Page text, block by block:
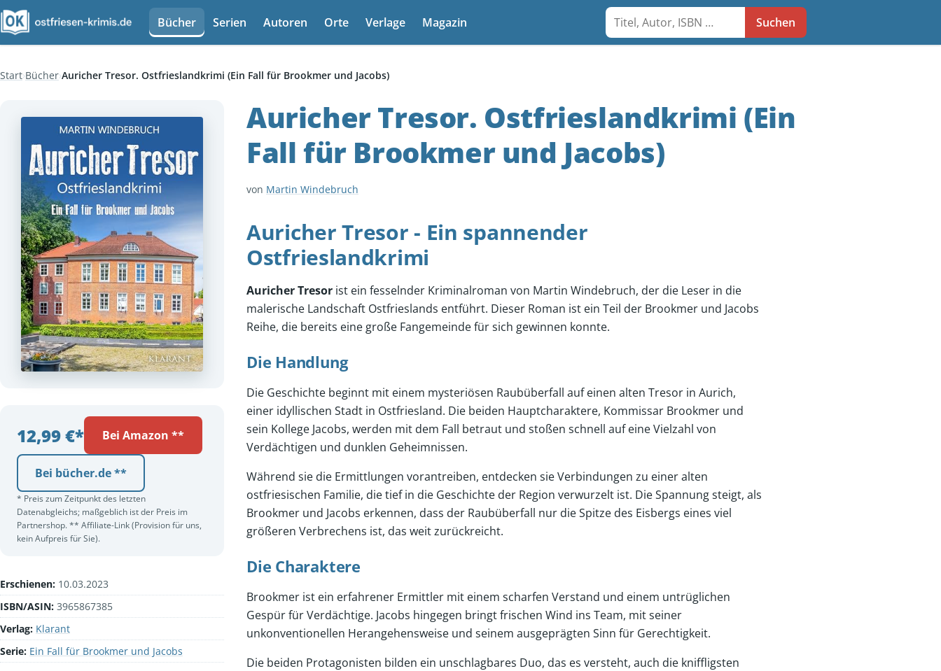
Bücher Serien Autoren Orte Verlage Magazin Suche Suchen
Start Bücher Auricher Tresor. Ostfrieslandkrimi (Ein Fall für Brookmer und Jacobs)
12,99 €* Bei Amazon **
Bei bücher.de **
* Preis zum Zeitpunkt des letzten
Datenabgleichs; maßgeblich ist der Preis im
Partnershop. ** Affiliate-Link (Provision für uns,
kein Aufpreis für Sie).
Erschienen: 10.03.2023
ISBN/ASIN: 3965867385
Verlag: Klarant
Serie: Ein Fall für Brookmer und Jacobs
Auricher Tresor. Ostfrieslandkrimi (Ein
Fall für Brookmer und Jacobs)
von Martin Windebruch
Auricher Tresor - Ein spannender
Ostfrieslandkrimi
Auricher Tresor ist ein fesselnder Kriminalroman von Martin Windebruch, der die Leser in die
malerische Landschaft Ostfrieslands entführt. Dieser Roman ist ein Teil der Brookmer und Jacobs
Reihe, die bereits eine große Fangemeinde für sich gewinnen konnte.
Die Handlung
Die Geschichte beginnt mit einem mysteriösen Raubüberfall auf einen alten Tresor in Aurich,
einer idyllischen Stadt in Ostfriesland. Die beiden Hauptcharaktere, Kommissar Brookmer und
sein Kollege Jacobs, werden mit dem Fall betraut und stoßen schnell auf eine Vielzahl von
Verdächtigen und dunklen Geheimnissen.
Während sie die Ermittlungen vorantreiben, entdecken sie Verbindungen zu einer alten
ostfriesischen Familie, die tief in die Geschichte der Region verwurzelt ist. Die Spannung steigt, als
Brookmer und Jacobs erkennen, dass der Raubüberfall nur die Spitze des Eisbergs eines viel
größeren Verbrechens ist, das weit zurückreicht.
Die Charaktere
Brookmer ist ein erfahrener Ermittler mit einem scharfen Verstand und einem untrüglichen
Gespür für Verdächtige. Jacobs hingegen bringt frischen Wind ins Team, mit seiner
unkonventionellen Herangehensweise und seinem ausgeprägten Sinn für Gerechtigkeit.
Die beiden Protagonisten bilden ein unschlagbares Duo, das es versteht, auch die kniffligsten